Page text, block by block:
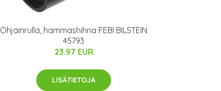
Ohjainrulla, hammashihna FEBI BILSTEIN
45793
23.97 EUR
LISÄTIETOJA